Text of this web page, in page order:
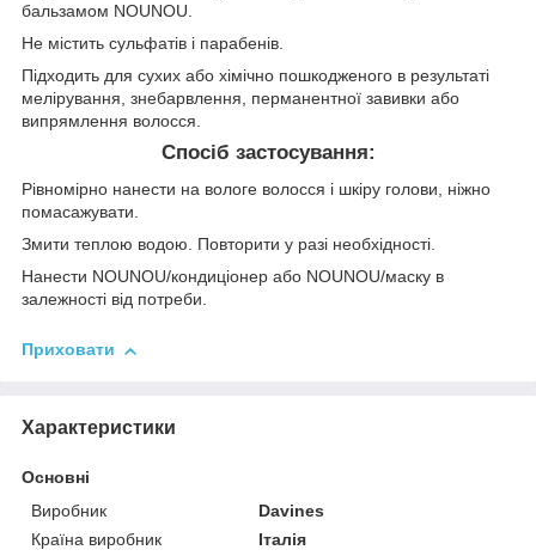
бальзамом NOUNOU.
Не містить сульфатів і парабенів.
Підходить для сухих або хімічно пошкодженого в результаті
мелірування, знебарвлення, перманентної завивки або
випрямлення волосся.
Спосіб застосування:
Рівномірно нанести на вологе волосся і шкіру голови, ніжно
помасажувати.
Змити теплою водою. Повторити у разі необхідності.
Нанести NOUNOU/кондиціонер або NOUNOU/маску в
залежності від потреби.
Приховати
Характеристики
Основні
Виробник
Davines
Країна виробник
Італія